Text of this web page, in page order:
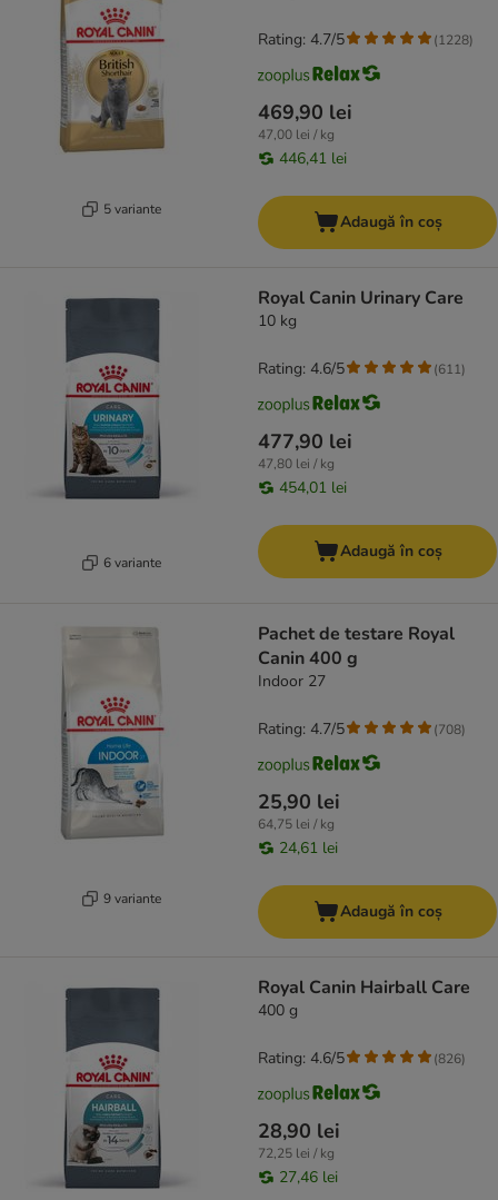
5 variante
469,90 lei
47,00 lei / kg
446,41 lei
Rating: 4.7/5 (1228)
Adaugă în coș
6 variante
Royal Canin Urinary Care
10 kg
477,90 lei
47,80 lei / kg
454,01 lei
Rating: 4.6/5 (611)
Adaugă în coș
9 variante
Pachet de testare Royal
Canin 400 g
Indoor 27
25,90 lei
64,75 lei / kg
24,61 lei
Rating: 4.7/5 (708)
Adaugă în coș
Royal Canin Hairball Care
400 g
28,90 lei
72,25 lei / kg
27,46 lei
Rating: 4.6/5 (826)